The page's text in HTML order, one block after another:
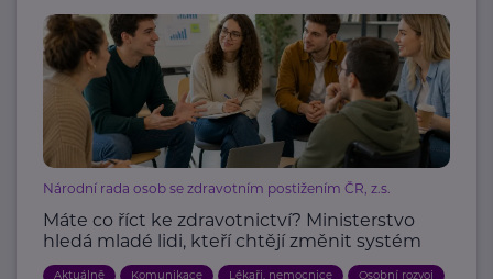
Národní rada osob se zdravotním postižením ČR, z.s.
Máte co říct ke zdravotnictví? Ministerstvo
hledá mladé lidi, kteří chtějí změnit systém
Aktuálně Komunikace Lékaři, nemocnice Osobní rozvoj